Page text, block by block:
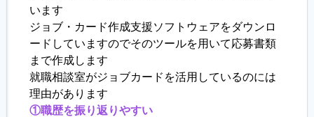
います
ジョブ・カード作成支援ソフトウェアをダウンロ
ードしていますのでそのツールを用いて応募書類
まで作成します
就職相談室がジョブカードを活用しているのには
理由があります
①職歴を振り返りやすい